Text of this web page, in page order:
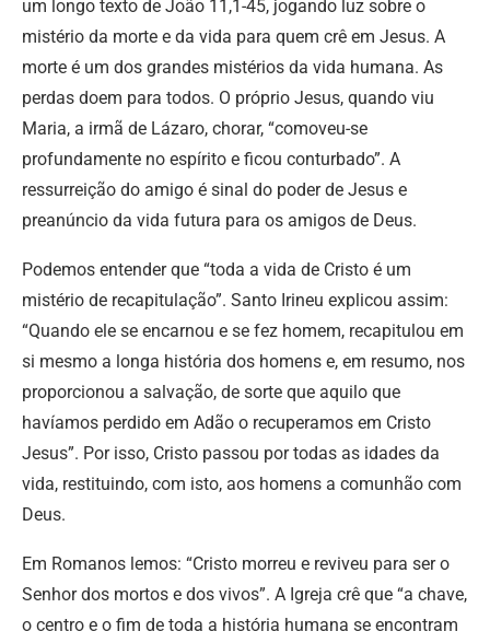
um longo texto de João 11,1-45, jogando luz sobre o
mistério da morte e da vida para quem crê em Jesus. A
morte é um dos grandes mistérios da vida humana. As
perdas doem para todos. O próprio Jesus, quando viu
Maria, a irmã de Lázaro, chorar, “comoveu-se
profundamente no espírito e ficou conturbado”. A
ressurreição do amigo é sinal do poder de Jesus e
preanúncio da vida futura para os amigos de Deus.
Podemos entender que “toda a vida de Cristo é um
mistério de recapitulação”. Santo Irineu explicou assim:
“Quando ele se encarnou e se fez homem, recapitulou em
si mesmo a longa história dos homens e, em resumo, nos
proporcionou a salvação, de sorte que aquilo que
havíamos perdido em Adão o recuperamos em Cristo
Jesus”. Por isso, Cristo passou por todas as idades da
vida, restituindo, com isto, aos homens a comunhão com
Deus.
Em Romanos lemos: “Cristo morreu e reviveu para ser o
Senhor dos mortos e dos vivos”. A Igreja crê que “a chave,
o centro e o fim de toda a história humana se encontram